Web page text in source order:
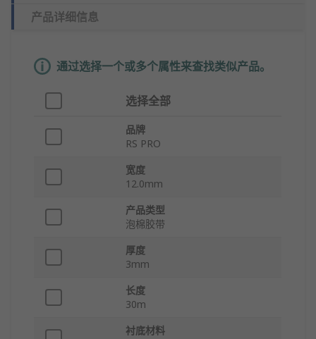
产品详细信息
通过选择一个或多个属性来查找类似产品。
选择全部
品牌
RS PRO
宽度
12.0mm
产品类型
泡棉胶带
厚度
3mm
长度
30m
衬底材料